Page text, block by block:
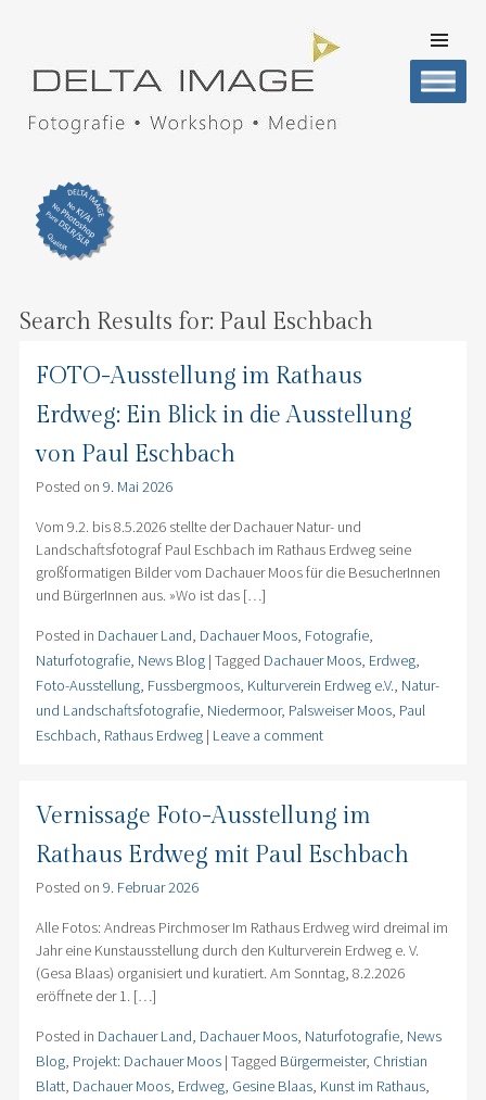
CONTENT
Search Results for: Paul Eschbach
FOTO-Ausstellung im Rathaus
Erdweg: Ein Blick in die Ausstellung
von Paul Eschbach
Posted on 9. Mai 2026
Vom 9.2. bis 8.5.2026 stellte der Dachauer Natur- und
Landschaftsfotograf Paul Eschbach im Rathaus Erdweg seine
großformatigen Bilder vom Dachauer Moos für die BesucherInnen
und BürgerInnen aus. »Wo ist das […]
Posted in Dachauer Land, Dachauer Moos, Fotografie,
Naturfotografie, News Blog | Tagged Dachauer Moos, Erdweg,
Foto-Ausstellung, Fussbergmoos, Kulturverein Erdweg e.V., Natur-
und Landschaftsfotografie, Niedermoor, Palsweiser Moos, Paul
Eschbach, Rathaus Erdweg | Leave a comment
Vernissage Foto-Ausstellung im
Rathaus Erdweg mit Paul Eschbach
Posted on 9. Februar 2026
Alle Fotos: Andreas Pirchmoser Im Rathaus Erdweg wird dreimal im
Jahr eine Kunstausstellung durch den Kulturverein Erdweg e. V.
(Gesa Blaas) organisiert und kuratiert. Am Sonntag, 8.2.2026
eröffnete der 1. […]
Posted in Dachauer Land, Dachauer Moos, Naturfotografie, News
Blog, Projekt: Dachauer Moos | Tagged Bürgermeister, Christian
Blatt, Dachauer Moos, Erdweg, Gesine Blaas, Kunst im Rathaus,